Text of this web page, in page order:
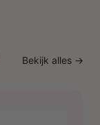
Bekijk alles →